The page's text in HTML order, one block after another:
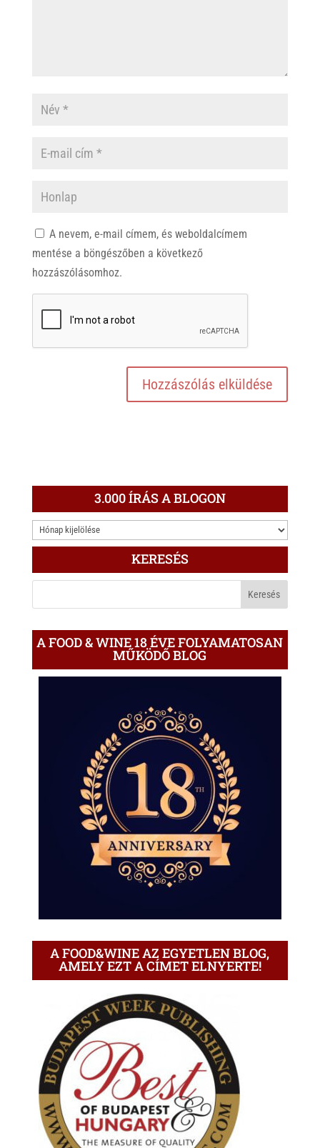
A nevem, e-mail címem, és weboldalcímem
mentése a böngészőben a következő
hozzászólásomhoz.
3.000 ÍRÁS A BLOGON
3.000
ÍRÁS
KERESÉS
A FOOD & WINE 18 ÉVE FOLYAMATOSAN
MŰKÖDŐ BLOG
A FOOD&WINE AZ EGYETLEN BLOG,
AMELY EZT A CÍMET ELNYERTE!